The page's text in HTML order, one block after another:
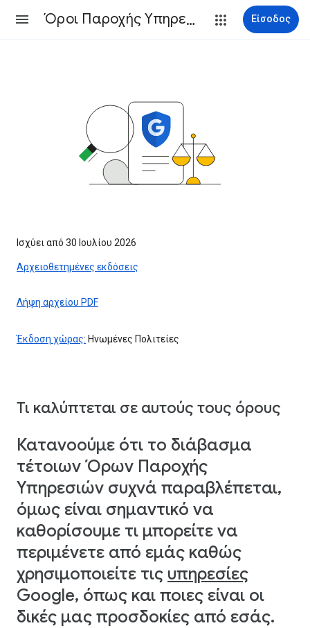
Όροι Παροχής Υπηρεσιών Είσοδος
Ισχύει από 30 Ιουλίου 2026
Αρχειοθετημένες εκδόσεις
Λήψη αρχείου PDF
Έκδοση χώρας: Ηνωμένες Πολιτείες
Τι καλύπτεται σε αυτούς τους όρους
Κατανοούμε ότι το διάβασμα
τέτοιων Όρων Παροχής
Υπηρεσιών συχνά παραβλέπεται,
όμως είναι σημαντικό να
καθορίσουμε τι μπορείτε να
περιμένετε από εμάς καθώς
χρησιμοποιείτε τις υπηρεσίες
Google, όπως και ποιες είναι οι
δικές μας προσδοκίες από εσάς.